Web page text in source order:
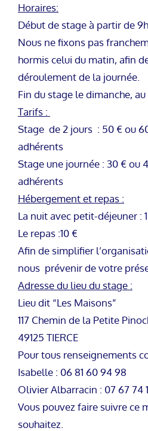
Horaires:
Début de stage à partir de
Nous ne fixons pas
hormis celui du matin, afin
déroulement de la journée.
Fin du stage le dimanche, au
Tarifs :
Stage de 2 jours : 50 € ou
adhérents
Stage une journée : 30 € ou
adhérents
Hébergement et repas :
La nuit avec petit-déjeuner :
Le repas :10 €
Afin de simplifier
nous prévenir de votre
Adresse du lieu du stage :
Lieu dit “Les Maisons”
117 Chemin de la Petite
49125 TIERCE
Pour tous renseignements
Isabelle : 06 81 60 94 98
Olivier Albarracin : 07 67 74
Vous pouvez faire suivre ce
souhaitez.